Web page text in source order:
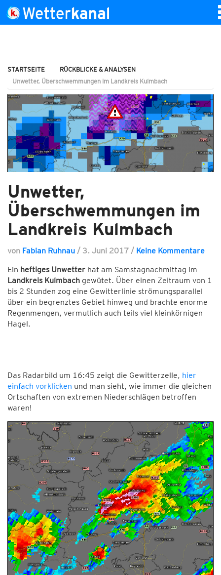
STARTSEITE
RÜCKBLICKE & ANALYSEN
Unwetter, Überschwemmungen im Landkreis Kulmbach
Unwetter,
Überschwemmungen im
Landkreis Kulmbach
von Fabian Ruhnau / 3. Juni 2017 / Keine Kommentare
Ein heftiges Unwetter hat am Samstagnachmittag im
Landkreis Kulmbach gewütet. Über einen Zeitraum von 1
bis 2 Stunden zog eine Gewitterlinie strömungsparallel
über ein begrenztes Gebiet hinweg und brachte enorme
Regenmengen, vermutlich auch teils viel kleinkörnigen
Hagel.
Das Radarbild um 16:45 zeigt die Gewitterzelle, hier
einfach vorklicken und man sieht, wie immer die gleichen
Ortschaften von extremen Niederschlägen betroffen
waren!